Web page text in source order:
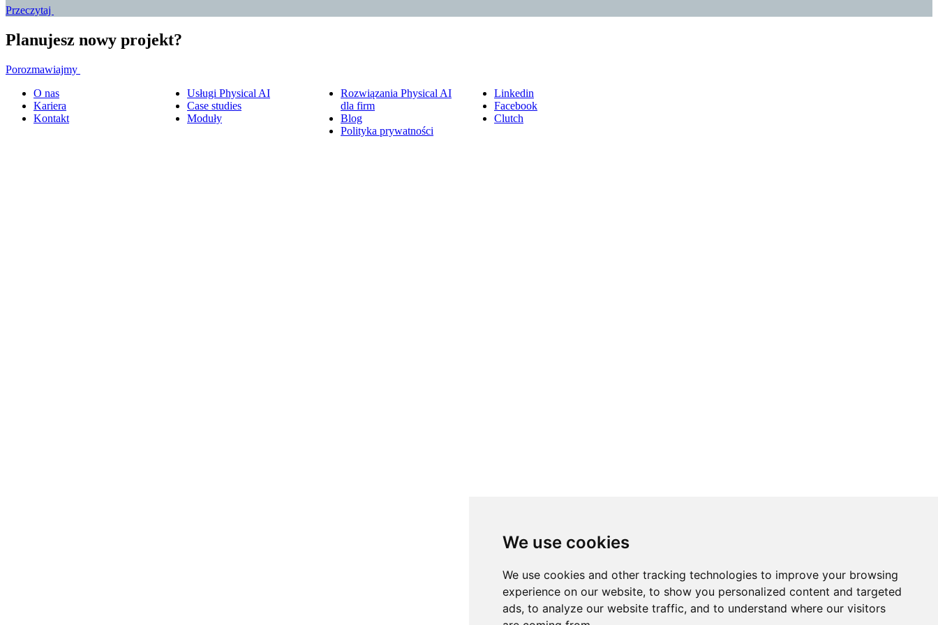
We use cookies
We use cookies and other tracking technologies to improve your browsing
experience on our website, to show you personalized content and targeted
ads, to analyze our website traffic, and to understand where our visitors
Przeczytaj
Planujesz nowy projekt?
Porozmawiajmy
O nas
Kariera
Kontakt
Usługi Physical AI
Case studies
Moduły
Rozwiązania Physical AI
dla firm
Blog
Polityka prywatności
Linkedin
Facebook
Clutch